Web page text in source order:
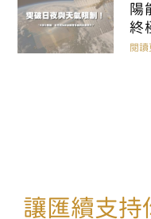
陽
終
閱讀
讓匯續支持